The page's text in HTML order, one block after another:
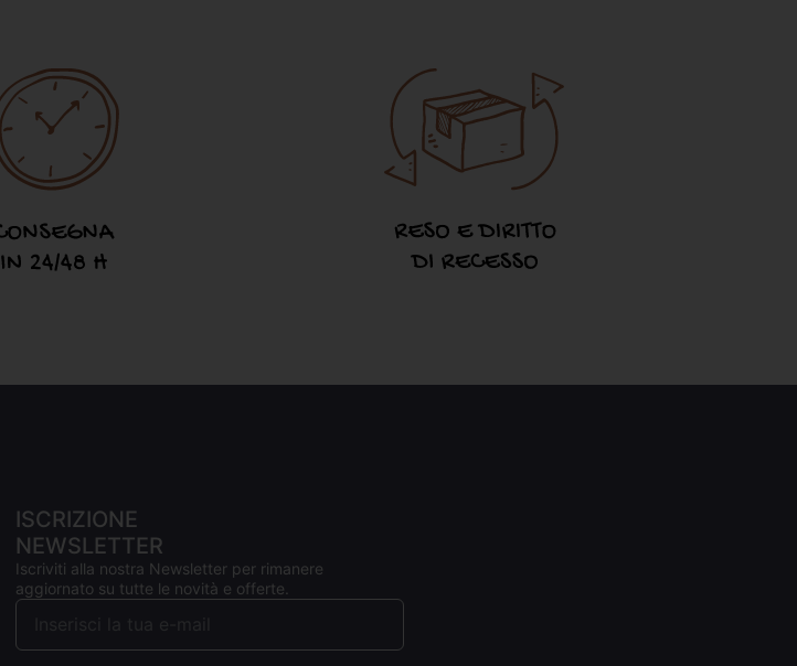
ISCRIZIONE
NEWSLETTER
Iscriviti alla nostra Newsletter per rimanere
aggiornato su tutte le novità e offerte.